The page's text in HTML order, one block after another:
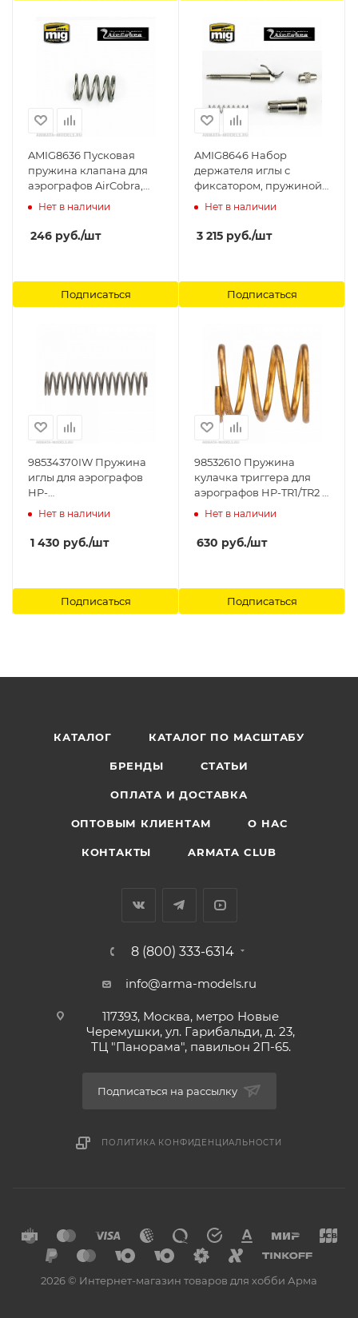
AMIG8636 Пусковая
пружина клапана для
аэрографов AirCobra,
AirViper (Trigger Valve
Нет в наличии
246 руб./шт
Подписаться
AMIG8646 Набор
держателя иглы с
фиксатором, пружиной
и винтом (AMIG-8642,
аэрографов AirCobra,
AirViper (Needle
Ammo Mig
Нет в наличии
3 215 руб./шт
Подписаться
98534370IW Пружина
иглы для аэрографов
HP-
CH/BS/CS/SBS/AR/BR/BCR/CR/CR3
Нет в наличии
1 430 руб./шт
Подписаться
98532610 Пружина
кулачка триггера для
аэрографов HP-TR1/TR2 (I
730 2) Anest Iwata
Нет в наличии
630 руб./шт
Подписаться
КАТАЛОГ КАТАЛОГ ПО МАСШТАБУ
БРЕНДЫ СТАТЬИ
ОПЛАТА И ДОСТАВКА
ОПТОВЫМ КЛИЕНТАМ О НАС
КОНТАКТЫ ARMATA CLUB
8 (800) 333-6314
info@arma-models.ru
117393, Москва, метро Новые
Черемушки, ул. Гарибальди, д. 23,
ТЦ "Панорама", павильон 2П-65.
Подписаться на рассылку
ПОЛИТИКА КОНФИДЕНЦИАЛЬНОСТИ
2026 © Интернет-магазин товаров для хобби Арма